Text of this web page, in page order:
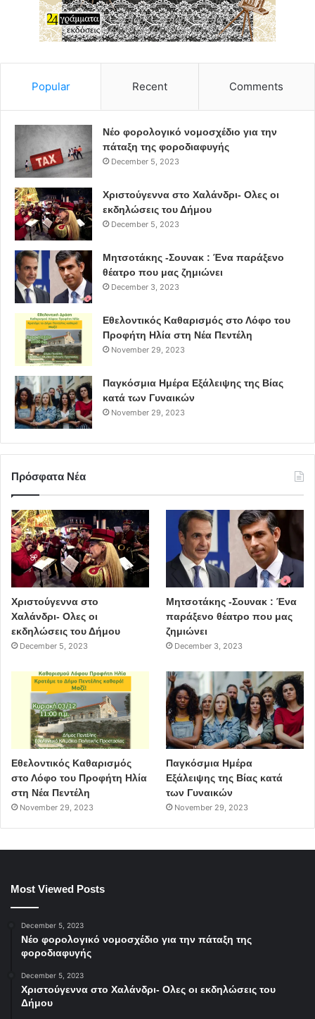
Popular Recent Comments
Νέο φορολογικό νομοσχέδιο για την
πάταξη της φοροδιαφυγής
December 5, 2023
Χριστούγεννα στο Χαλάνδρι- Ολες οι
εκδηλώσεις του Δήμου
December 5, 2023
Μητσοτάκης -Σουνακ : Ένα παράξενο
θέατρο που μας ζημιώνει
December 3, 2023
Εθελοντικός Καθαρισμός στο Λόφο του
Προφήτη Ηλία στη Νέα Πεντέλη
November 29, 2023
Παγκόσμια Ημέρα Εξάλειψης της Βίας
κατά των Γυναικών
November 29, 2023
Πρόσφατα Νέα
Χριστούγεννα στο
Χαλάνδρι- Ολες οι
εκδηλώσεις του Δήμου
December 5, 2023
Μητσοτάκης -Σουνακ : Ένα
παράξενο θέατρο που μας
ζημιώνει
December 3, 2023
Εθελοντικός Καθαρισμός
στο Λόφο του Προφήτη Ηλία
στη Νέα Πεντέλη
November 29, 2023
Παγκόσμια Ημέρα
Εξάλειψης της Βίας κατά
των Γυναικών
November 29, 2023
Most Viewed Posts
December 5, 2023
Νέο φορολογικό νομοσχέδιο για την πάταξη της
φοροδιαφυγής
December 5, 2023
Χριστούγεννα στο Χαλάνδρι- Ολες οι εκδηλώσεις του
Δήμου